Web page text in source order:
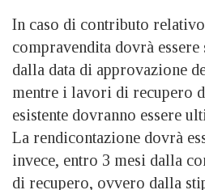
In caso di contributo
compravendita dovrà
dalla data di approvazione
mentre i lavori di recupero
esistente dovranno essere
La rendicontazione dovrà
invece, entro 3 mesi dalla
di recupero, ovvero dalla